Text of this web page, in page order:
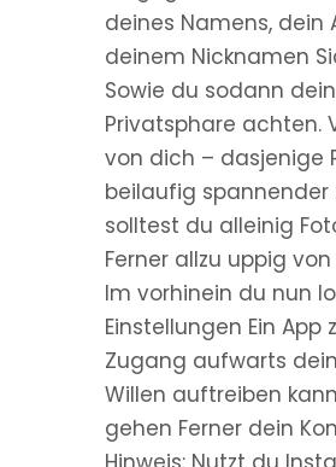
deines Namens,
deinem Nicknamen
Sowie du sodann
Privatsphare achten.
von dich – dasjenige
beilaufig spannender
solltest du alleinig
Ferner allzu uppig
Im vorhinein du nun
Einstellungen Ein
Zugang aufwarts
Willen auftreiben
gehen Ferner dein